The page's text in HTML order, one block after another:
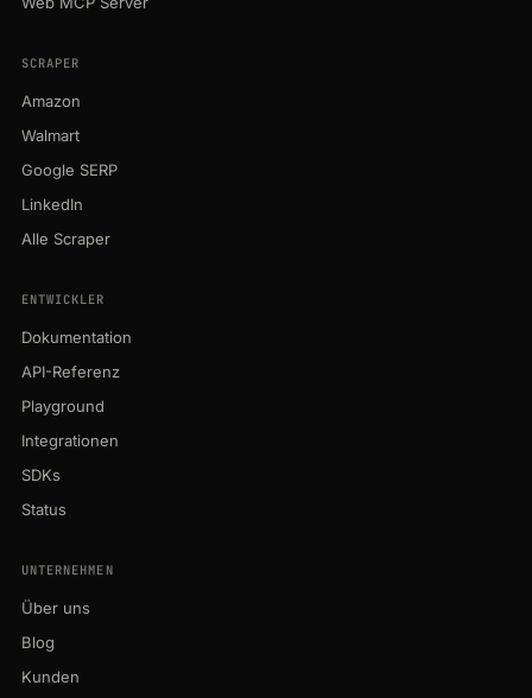
SCRAPER
Amazon
Walmart
Google SERP
LinkedIn
Alle Scraper
ENTWICKLER
Dokumentation
API-Referenz
Playground
Integrationen
SDKs
Status
UNTERNEHMEN
Über uns
Blog
Kunden